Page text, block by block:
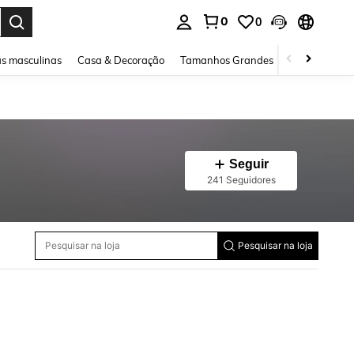
0 0
masculinas Casa & Decoração Tamanhos Grandes Joias e
Seguir
241 Seguidores
Pesquisar na loja